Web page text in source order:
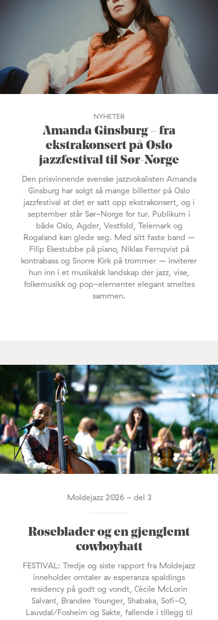
NYHETER
Amanda Ginsburg – fra
ekstrakonsert på Oslo
jazzfestival til Sør-Norge
Den prisvinnende svenske jazzvokalisten Amanda
Ginsburg har solgt så mange billetter på Oslo
jazzfestival at det er satt opp ekstrakonsert, og i
september står Sør-Norge for tur. Publikum i
både Oslo, Agder, Vestfold, Telemark og
Rogaland kan glede seg. Med sitt faste band –
Filip Ekestubbe på piano, Niklas Fernqvist på
kontrabass og Snorre Kirk på trommer – inviterer
hun inn i et musikalsk landskap der jazz, vise,
folkemusikk og pop-elementer elegant smeltes
sammen.
Moldejazz 2026 - del 3
Roseblader og en gjenglemt
cowboyhatt
FESTIVAL: Tredje og siste rapport fra Moldejazz
inneholder omtaler av esperanza spaldings
residency på godt og vondt, Cécile McLorin
Salvant, Brandee Younger, Shabaka, Sofi-O,
Lauvdal/Fosheim og Sakte, fallende i tillegg til